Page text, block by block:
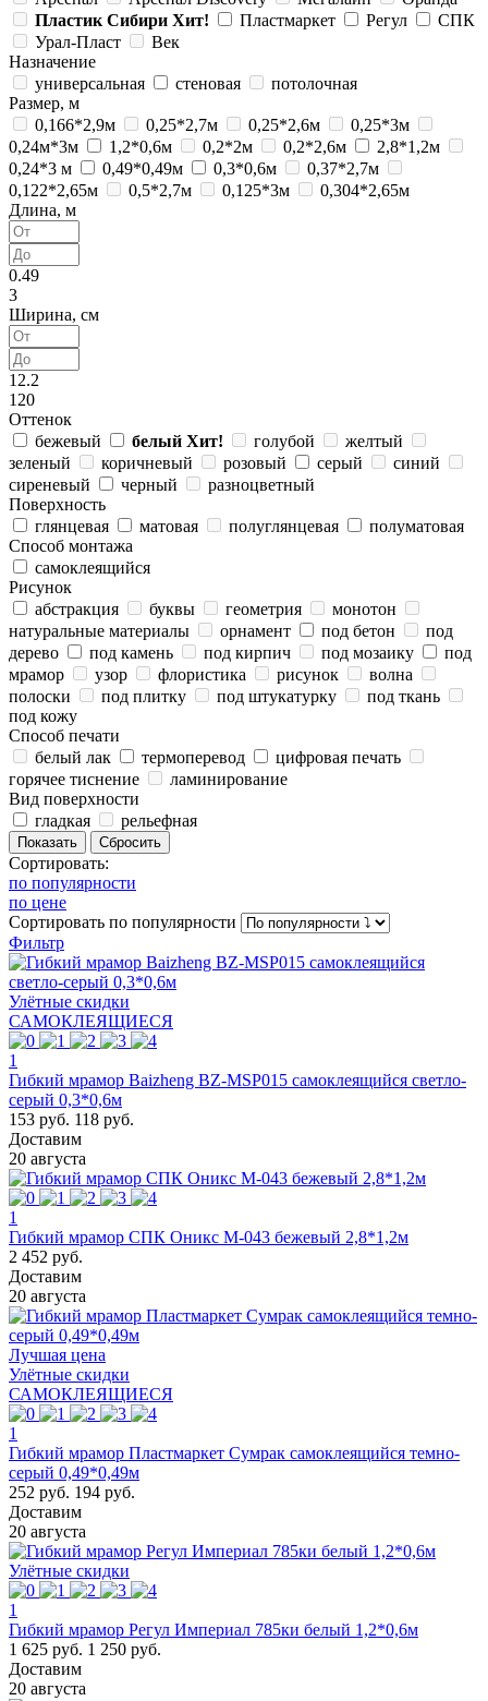
Пластик Сибири Хит! Пластмаркет Регул
СПК
Урал-Пласт
Век
Назначение
универсальная
стеновая
потолочная
Размер, м
0,166*2,9м
0,25*2,7м 0,25*2,6м
0,25*3м
0,24м*3м
1,2*0,6м 0,2*2м 0,2*2,6м
2,8*1,2м
0,24*3 м
0,49*0,49м 0,3*0,6м
0,37*2,7м
0,122*2,65м
0,5*2,7м 0,125*3м
0,304*2,65м
Длина, м
0.49
3
Ширина, см
12.2
120
Оттенок
бежевый
белый Хит! голубой
желтый
зеленый
коричневый розовый серый
синий
сиреневый
черный
разноцветный
Поверхность
глянцевая
матовая полуглянцевая
полуматовая
Способ монтажа
самоклеящийся
Рисунок
абстракция
буквы геометрия
монотон
натуральные материалы
орнамент под бетон
под
дерево
под камень под кирпич под мозаику
под
мрамор
узор флористика рисунок
волна
полоски
под плитку под штукатурку
под ткань
под кожу
Способ печати
белый лак
термоперевод
цифровая печать
горячее тиснение
ламинирование
Вид поверхности
гладкая
рельефная
Сортировать:
по популярности
по цене
Сортировать по популярности
Фильтр
Улётные скидки
САМОКЛЕЯЩИЕСЯ
1
Гибкий мрамор Baizheng BZ-MSP015 самоклеящийся светло-
серый 0,3*0,6м
153 руб. 118 руб.
Доставим
20 августа
1
Гибкий мрамор СПК Оникс М-043 бежевый 2,8*1,2м
2 452 руб.
Доставим
20 августа
Лучшая цена
Улётные скидки
САМОКЛЕЯЩИЕСЯ
1
Гибкий мрамор Пластмаркет Сумрак самоклеящийся темно-
серый 0,49*0,49м
252 руб. 194 руб.
Доставим
20 августа
Улётные скидки
1
Гибкий мрамор Регул Империал 785ки белый 1,2*0,6м
1 625 руб. 1 250 руб.
Доставим
20 августа